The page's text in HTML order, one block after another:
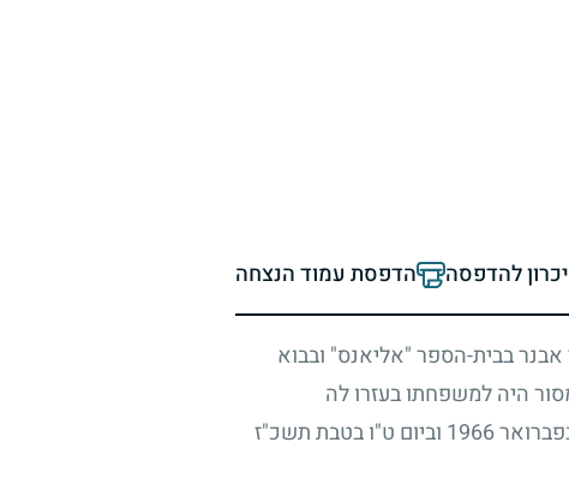
להדפסה הדפסת עמוד הנצחה
בבית-הספר "אליאנס" ובבוא
היה למשפחתו בעזרו לה
1966 וביום ט"ו בטבת תשכ"ז